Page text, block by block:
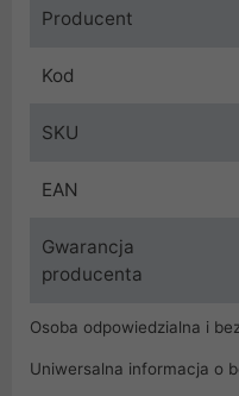
Producent
Kod
SKU
EAN
Gwarancja
producenta
Osoba odpowiedzialna i
Uniwersalna informacja o